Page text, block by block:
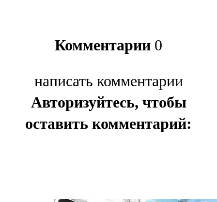
Комментарии 0
написать комментарии
Авторизуйтесь, чтобы
оставить комментарий: